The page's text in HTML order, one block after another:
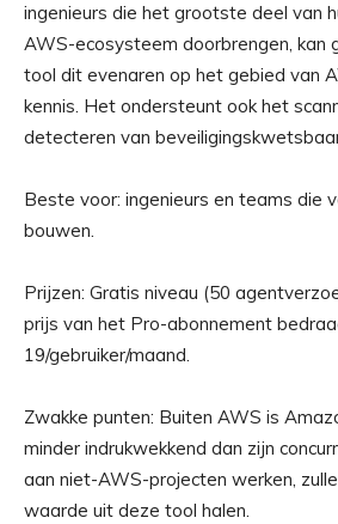
ingenieurs die het grootste deel van
AWS-ecosysteem doorbrengen, kan
tool dit evenaren op het gebied van
kennis. Het ondersteunt ook het
detecteren van
Beste voor: ingenieurs en teams die
bouwen.
Prijzen: Gratis niveau (50
prijs van het Pro-abonnement
19/gebruiker/maand.
Zwakke punten: Buiten AWS is
minder indrukwekkend dan zijn
aan niet-AWS-projecten werken,
waarde uit deze tool halen.